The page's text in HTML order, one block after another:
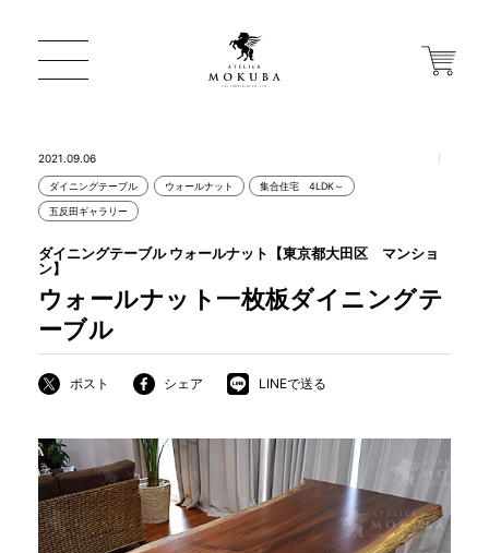
一枚板 ATELIER MOKUBA HOME
MOKUBA について
商品情報
2021.09.06
ダイニングテーブル ウォールナット 集合住宅 4LDK～
五反田ギャラリー
ウォールナット一枚板ダイニングテ
ーブル
ダイニングテーブル ウォールナット【東京都大田区 マンショ
ン】
ポスト シェア LINEで送る